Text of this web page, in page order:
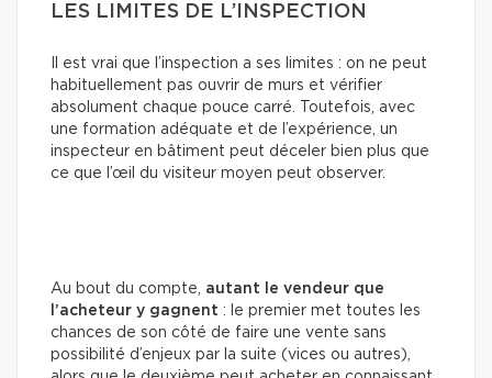
LES LIMITES DE L’INSPECTION
Il est vrai que l’inspection a ses limites : on ne peut
habituellement pas ouvrir de murs et vérifier
absolument chaque pouce carré. Toutefois, avec
une formation adéquate et de l’expérience, un
inspecteur en bâtiment peut déceler bien plus que
ce que l’œil du visiteur moyen peut observer.
Au bout du compte, autant le vendeur que
l’acheteur y gagnent : le premier met toutes les
chances de son côté de faire une vente sans
possibilité d’enjeux par la suite (vices ou autres),